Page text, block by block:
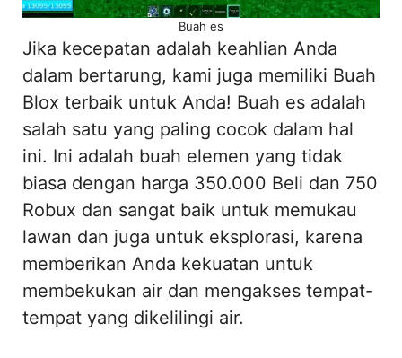
Buah es
Jika kecepatan adalah keahlian Anda
dalam bertarung, kami juga memiliki Buah
Blox terbaik untuk Anda! Buah es adalah
salah satu yang paling cocok dalam hal
ini. Ini adalah buah elemen yang tidak
biasa dengan harga 350.000 Beli dan 750
Robux dan sangat baik untuk memukau
lawan dan juga untuk eksplorasi, karena
memberikan Anda kekuatan untuk
membekukan air dan mengakses tempat-
tempat yang dikelilingi air.